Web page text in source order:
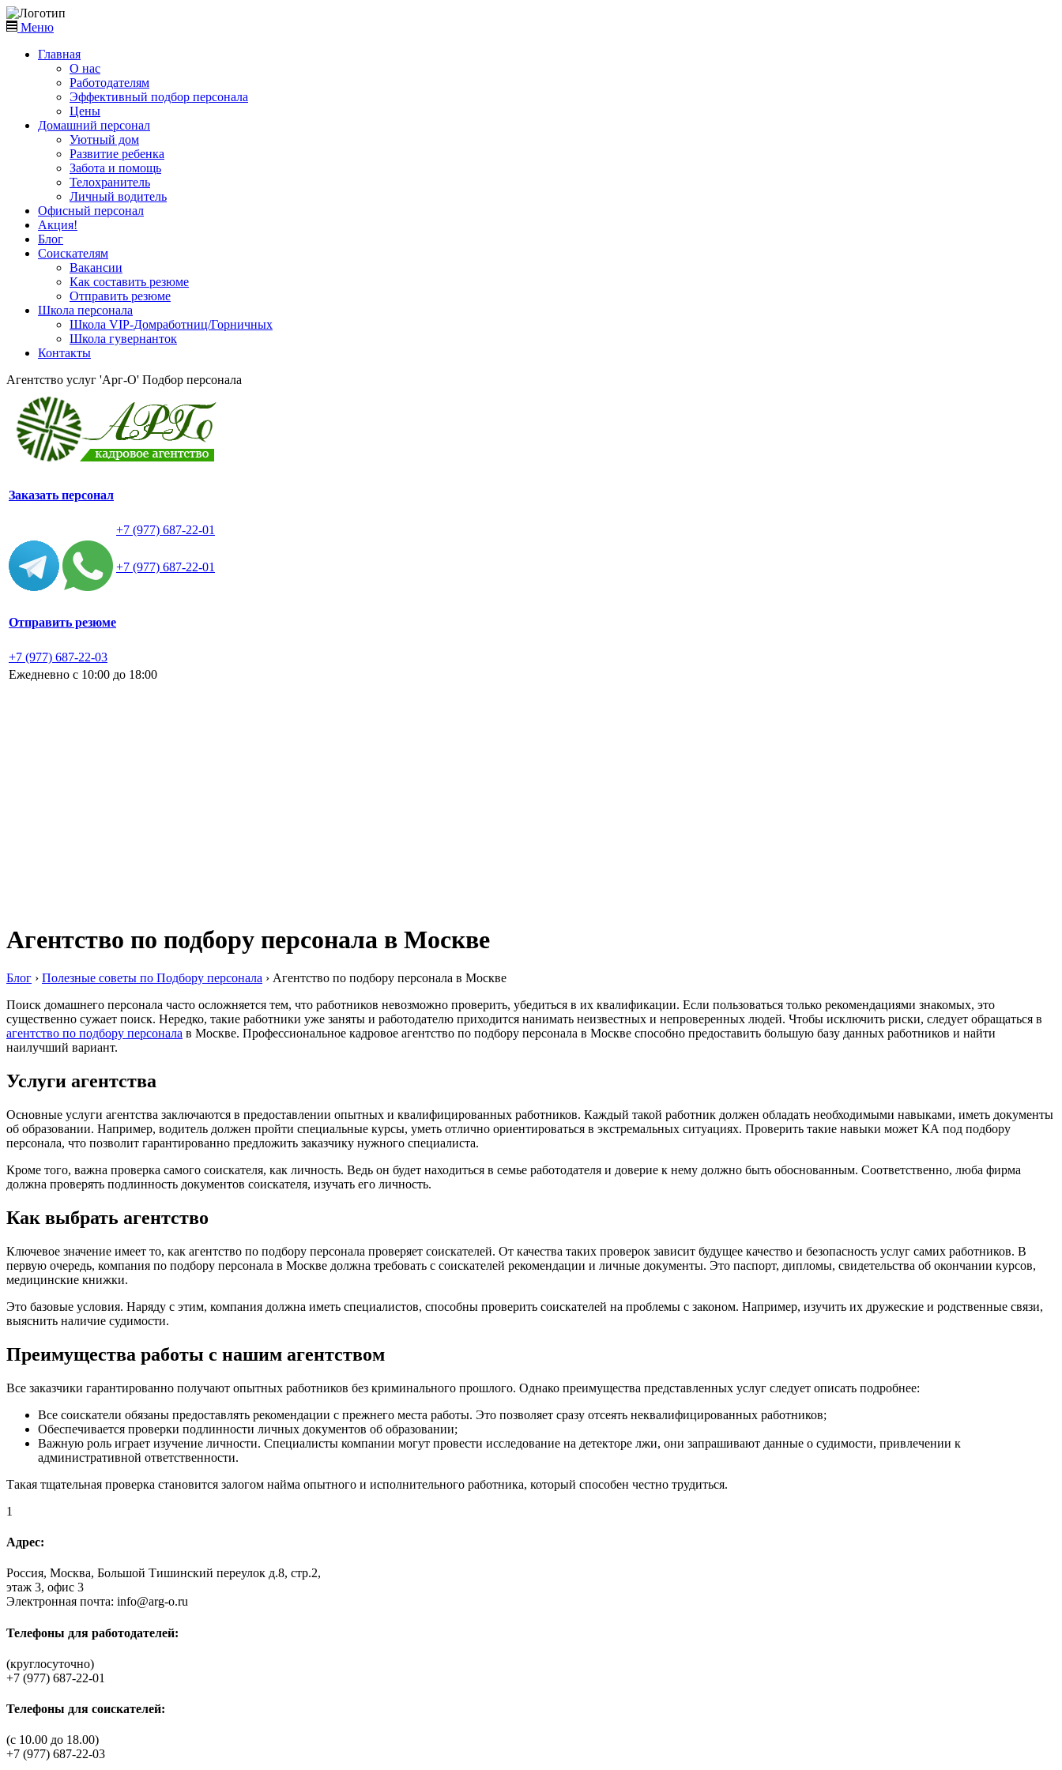
Меню
Главная
О нас
Работодателям
Эффективный подбор персонала
Цены
Домашний персонал
Уютный дом
Развитие ребенка
Забота и помощь
Телохранитель
Личный водитель
Офисный персонал
Акция!
Блог
Соискателям
Вакансии
Как составить резюме
Отправить резюме
Школа персонала
Школа VIP-Домработниц/Горничных
Школа гувернанток
Контакты
Агентство услуг 'Арг-О' Подбор персонала
Заказать персонал
+7 (977) 687-22-01
+7 (977) 687-22-01
Отправить резюме
+7 (977) 687-22-03
Ежедневно с 10:00 до 18:00
Агентство по подбору персонала в Москве
Блог › Полезные советы по Подбору персонала › Агентство по подбору персонала в Москве
Поиск домашнего персонала часто осложняется тем, что работников невозможно проверить, убедиться в их квалификации. Если пользоваться только рекомендациями знакомых, это
существенно сужает поиск. Нередко, такие работники уже заняты и работодателю приходится нанимать неизвестных и непроверенных людей. Чтобы исключить риски, следует обращаться в
агентство по подбору персонала в Москве. Профессиональное кадровое агентство по подбору персонала в Москве способно предоставить большую базу данных работников и найти
наилучший вариант.
Услуги агентства
Основные услуги агентства заключаются в предоставлении опытных и квалифицированных работников. Каждый такой работник должен обладать необходимыми навыками, иметь документы
об образовании. Например, водитель должен пройти специальные курсы, уметь отлично ориентироваться в экстремальных ситуациях. Проверить такие навыки может КА под подбору
персонала, что позволит гарантированно предложить заказчику нужного специалиста.
Кроме того, важна проверка самого соискателя, как личность. Ведь он будет находиться в семье работодателя и доверие к нему должно быть обоснованным. Соответственно, люба фирма
должна проверять подлинность документов соискателя, изучать его личность.
Как выбрать агентство
Ключевое значение имеет то, как агентство по подбору персонала проверяет соискателей. От качества таких проверок зависит будущее качество и безопасность услуг самих работников. В
первую очередь, компания по подбору персонала в Москве должна требовать с соискателей рекомендации и личные документы. Это паспорт, дипломы, свидетельства об окончании курсов,
медицинские книжки.
Это базовые условия. Наряду с этим, компания должна иметь специалистов, способны проверить соискателей на проблемы с законом. Например, изучить их дружеские и родственные связи,
выяснить наличие судимости.
Преимущества работы с нашим агентством
Все заказчики гарантированно получают опытных работников без криминального прошлого. Однако преимущества представленных услуг следует описать подробнее:
Все соискатели обязаны предоставлять рекомендации с прежнего места работы. Это позволяет сразу отсеять неквалифицированных работников;
Обеспечивается проверки подлинности личных документов об образовании;
Важную роль играет изучение личности. Специалисты компании могут провести исследование на детекторе лжи, они запрашивают данные о судимости, привлечении к
административной ответственности.
Такая тщательная проверка становится залогом найма опытного и исполнительного работника, который способен честно трудиться.
1
Адрес:
Россия, Москва, Большой Тишинский переулок д.8, стр.2,
этаж 3, офис 3
Электронная почта: info@arg-o.ru
Телефоны для работодателей:
(круглосуточно)
+7 (977) 687-22-01
Телефоны для соискателей:
(c 10.00 до 18.00)
+7 (977) 687-22-03